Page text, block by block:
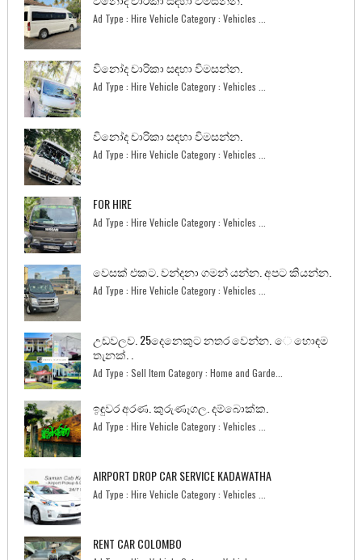
Ad Type : Hire Vehicle Category : Vehicles ...
විනෝද චාරිකා සඳහා විමසන්න.
Ad Type : Hire Vehicle Category : Vehicles ...
විනෝද චාරිකා සඳහා විමසන්න.
Ad Type : Hire Vehicle Category : Vehicles ...
FOR HIRE
Ad Type : Hire Vehicle Category : Vehicles ...
වෙසක් එකට. වන්දනා ගමන් යන්න. අපට කියන්න.
Ad Type : Hire Vehicle Category : Vehicles ...
උඩවලව. 25දෙනෙකුට නතර වෙන්න. ෙ හොඳම
තැනක්. .
Ad Type : Sell Item Category : Home and Garde...
ඉඳුවර අරණ. කුරුණෑගල. දම්බොක්ක.
Ad Type : Hire Vehicle Category : Vehicles ...
AIRPORT DROP CAR SERVICE KADAWATHA
Ad Type : Hire Vehicle Category : Vehicles ...
RENT CAR COLOMBO